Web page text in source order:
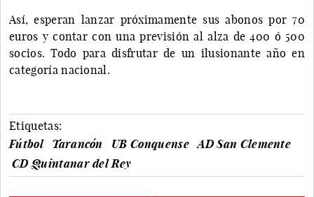
Así, esperan lanzar próximamente sus abonos por 70
euros y contar con una previsión al alza de 400 ó 500
socios. Todo para disfrutar de un ilusionante año en
categoría nacional.
Etiquetas:
Fútbol
Tarancón UB Conquense
AD San Clemente
CD Quintanar del Rey